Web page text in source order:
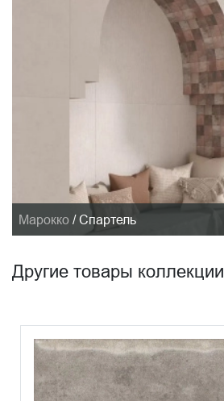
Марокко / Спартель
Другие товары коллекции